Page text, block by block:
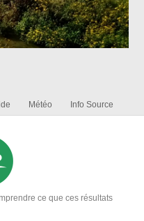
Météo Info Source
ce que ces résultats